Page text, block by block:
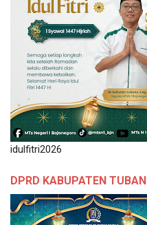
idulfitri2026
DPRD KABUPATEN TUBAN